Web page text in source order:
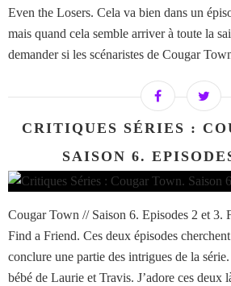
Even the Losers. Cela va bien dans un
mais quand cela semble arriver à toute la
demander si les scénaristes de Cougar
CRITIQUES SÉRIES :
SAISON 6.
Cougar Town // Saison 6. Episodes 2 et
Find a Friend. Ces deux épisodes
conclure une partie des intrigues de la
bébé de Laurie et Travis. J’adore ces deux